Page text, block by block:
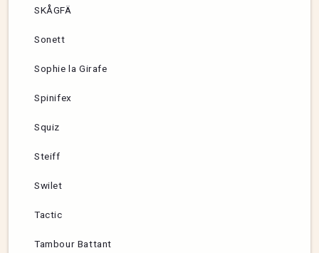
SKÅGFÄ
Sonett
Sophie la Girafe
Spinifex
Squiz
Steiff
Swilet
Tactic
Tambour Battant